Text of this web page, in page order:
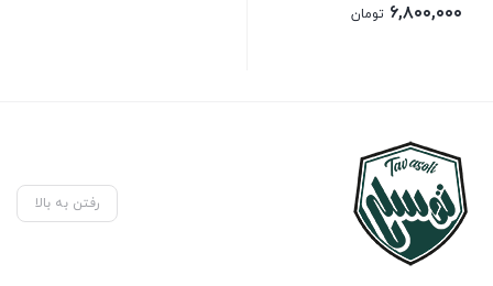
۶,۸۰۰,۰۰۰ تومان
رفتن به بالا